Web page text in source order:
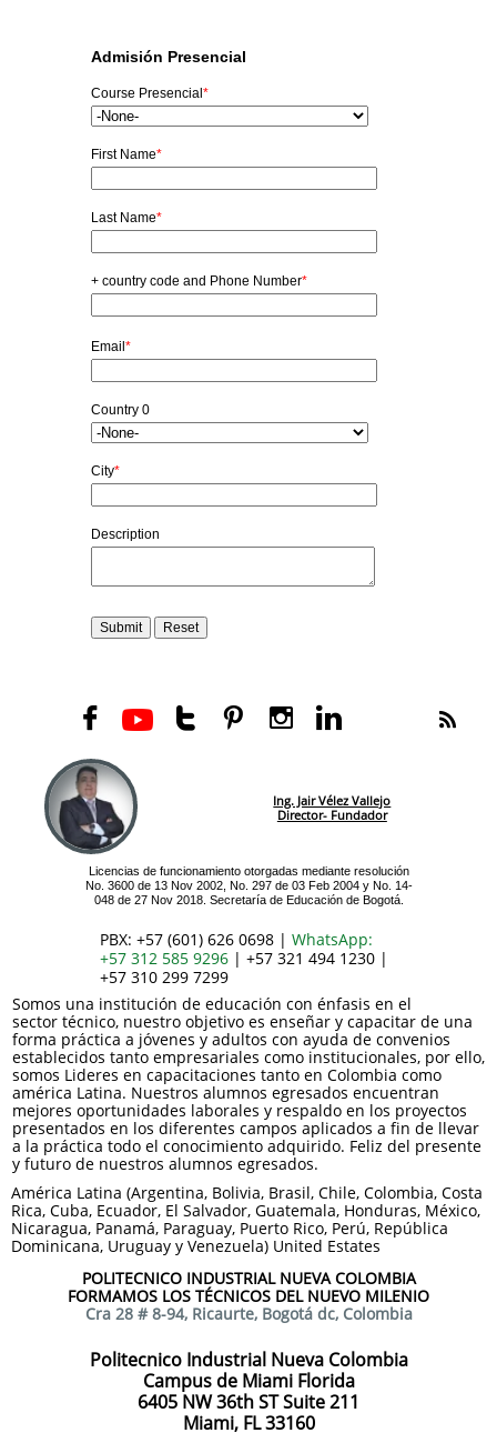
     
Ing. Jair Vélez Vallejo
Director- Fundador
Licencias de funcionamiento otorgadas mediante resolución
No. 3600 de 13 Nov 2002, No. 297 de 03 Feb 2004 y No. 14-
048 de 27 Nov 2018. Secretaría de Educación de Bogotá.
PBX: +57 (601) 626 0698 | WhatsApp:
+57 312 585 9296 | +57 321 494 1230 |
+57 310 299 7299
Somos una institución de educación con énfasis en el
sector técnico, nuestro objetivo es enseñar y capacitar de una
forma práctica a jóvenes y adultos con ayuda de convenios
establecidos tanto empresariales como institucionales, por ello,
somos Lideres en capacitaciones tanto en Colombia como
américa Latina. Nuestros alumnos egresados encuentran
mejores oportunidades laborales y respaldo en los proyectos
presentados en los diferentes campos aplicados a fin de llevar
a la práctica todo el conocimiento adquirido. Feliz del presente
y futuro de nuestros alumnos egresados.
América Latina (Argentina, Bolivia, Brasil, Chile, Colombia, Costa
Rica, Cuba, Ecuador, El Salvador, Guatemala, Honduras, México,
Nicaragua, Panamá, Paraguay, Puerto Rico, Perú, República
Dominicana, Uruguay y Venezuela) United Estates
POLITECNICO INDUSTRIAL NUEVA COLOMBIA
FORMAMOS LOS TÉCNICOS DEL NUEVO MILENIO
Cra 28 # 8-94, Ricaurte, Bogotá dc, Colombia
Politecnico Industrial Nueva Colombia
Campus de Miami Florida​
6405 NW 36th ST Suite 211
Miami, FL 33160